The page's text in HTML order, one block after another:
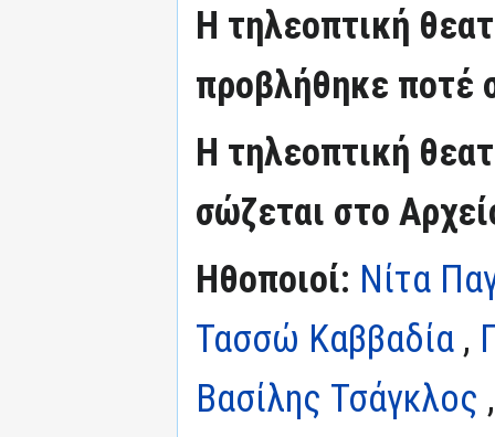
Η τηλεοπτική
προβλήθηκε ποτέ
Η τηλεοπτική
σώζεται στο
Ηθοποιοί: Νίτα
Τασσώ Καββαδία ,
Βασίλης Τσάγκλος